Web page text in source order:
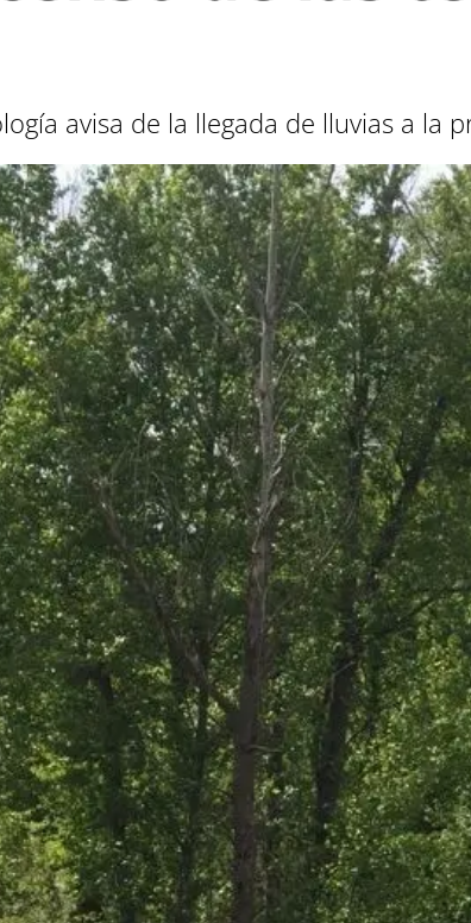
avisa de la llegada de lluvias a la